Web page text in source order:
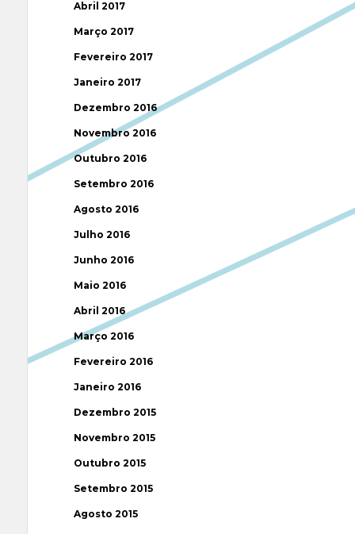
Abril 2017
Março 2017
Fevereiro 2017
Janeiro 2017
Dezembro 2016
Novembro 2016
Outubro 2016
Setembro 2016
Agosto 2016
Julho 2016
Junho 2016
Maio 2016
Abril 2016
Março 2016
Fevereiro 2016
Janeiro 2016
Dezembro 2015
Novembro 2015
Outubro 2015
Setembro 2015
Agosto 2015